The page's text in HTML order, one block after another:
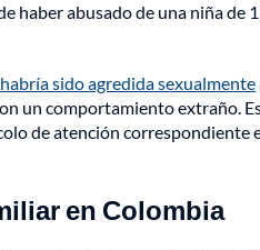
haber abusado de una niña de
sido agredida sexualmente
un comportamiento extraño.
de atención correspondiente
en Colombia